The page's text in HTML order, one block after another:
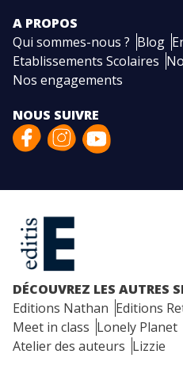
A PROPOS
Qui sommes-nous ? Blog
Etablissements Scolaires
Nos engagements
NOUS SUIVRE
DÉCOUVREZ LES AUTRES
Editions Nathan Editions
Meet in class Lonely Planet
Atelier des auteurs Lizzie